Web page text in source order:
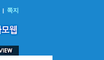
| 쪽지